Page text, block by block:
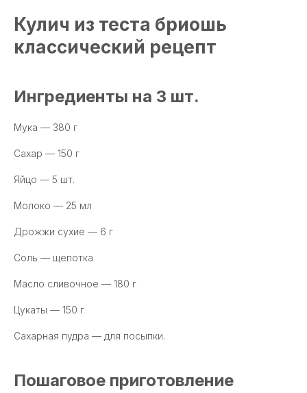
Кулич из теста бриошь
классический рецепт
Ингредиенты на 3 шт.
Мука — 380 г
Сахар — 150 г
Яйцо — 5 шт.
Молоко — 25 мл
Дрожжи сухие — 6 г
Соль — щепотка
Масло сливочное — 180 г
Цукаты — 150 г
Сахарная пудра — для посыпки.
Пошаговое приготовление